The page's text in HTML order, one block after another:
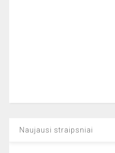
Naujausi straipsniai